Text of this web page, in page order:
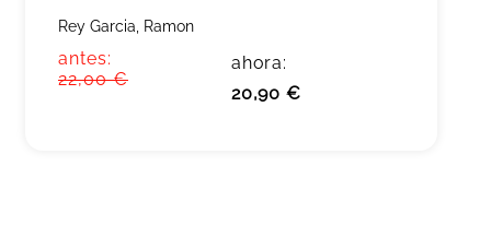
Rey Garcia, Ramon
antes:
22,00 €
ahora:
20,90 €